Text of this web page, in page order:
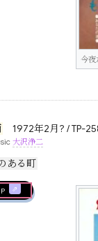
今夜
1972年2月? / TP-
大沢浄二
ある町